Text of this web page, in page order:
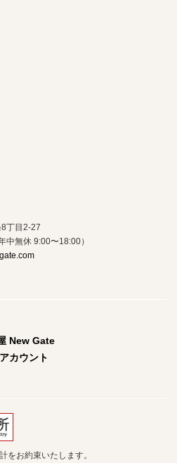
丁目2-27
中無休 9:00〜18:00）
New Gate
カウント
をお約束いたします。